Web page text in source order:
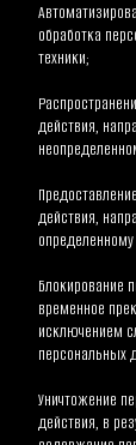
обработка
техники;
действия,
действия,
Блокирование
временное
исключением
персональных
Уничтожение
действия, в